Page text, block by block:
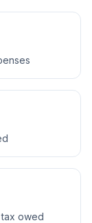
owed